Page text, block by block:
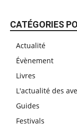
CATÉGORIES
Actualité
Évènement
Livres
L'actualité des
Guides
Festivals